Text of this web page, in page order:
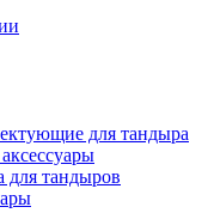
для тандыра
для тандыров